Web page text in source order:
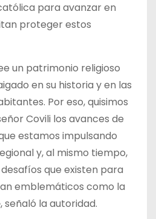
para avanzar en
proteger estos
un patrimonio religioso
en su historia y en las
Por eso, quisimos
Covili los avances de
estamos impulsando
y, al mismo tiempo,
que existen para
emblemáticos como la
señaló la autoridad.